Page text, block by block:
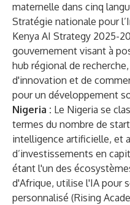
maternelle dans cinq
Stratégie nationale pour
Kenya AI Strategy 2025-
gouvernement visant à
hub régional de
d'innovation et de
pour un développement
Nigeria : Le Nigeria se
termes du nombre de
intelligence artificielle, et
d’investissements en
étant l'un des
d'Afrique, utilise l'IA pour
personnalisé (Rising